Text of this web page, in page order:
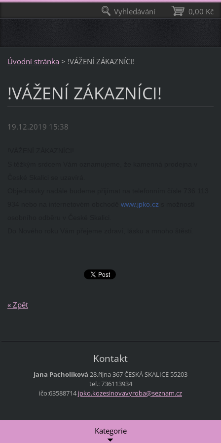
Úvodní stránka > !VÁŽENÍ ZÁKAZNÍCI!
!VÁŽENÍ ZÁKAZNÍCI!
19.12.2019 15:38
www.jpko.cz
« Zpět
Kontakt
Jana Pacholíková 28.října 367ČESKÁ SKALICE 55203
tel.: 736113934
ičo:63588714jpko.kozesinovavyroba@seznam.cz
Kategorie
0,00 Kč
Vyhledávání